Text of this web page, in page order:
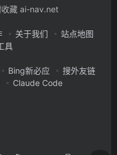
藏 ai-nav.net
关于我们
站点地图
具
Bing新必应
搜外友链
Claude Code